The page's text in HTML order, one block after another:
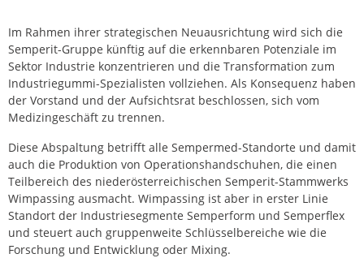
Im Rahmen ihrer strategischen Neuausrichtung wird sich die
Semperit-Gruppe künftig auf die erkennbaren Potenziale im
Sektor Industrie konzentrieren und die Transformation zum
Industriegummi-Spezialisten vollziehen. Als Konsequenz haben
der Vorstand und der Aufsichtsrat beschlossen, sich vom
Medizingeschäft zu trennen.
Diese Abspaltung betrifft alle Sempermed-Standorte und damit
auch die Produktion von Operationshandschuhen, die einen
Teilbereich des niederösterreichischen Semperit-Stammwerks
Wimpassing ausmacht. Wimpassing ist aber in erster Linie
Standort der Industriesegmente Semperform und Semperflex
und steuert auch gruppenweite Schlüsselbereiche wie die
Forschung und Entwicklung oder Mixing.